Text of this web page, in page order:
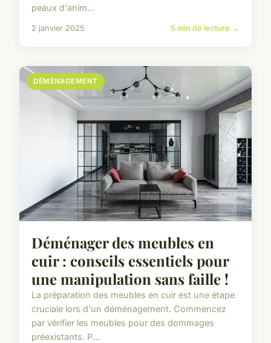
peaux d'anim...
2 janvier 2025 5 min de lecture →
DÉMÉNAGEMENT
Déménager des meubles en
cuir : conseils essentiels pour
une manipulation sans faille !
La préparation des meubles en cuir est une étape
cruciale lors d'un déménagement. Commencez
par vérifier les meubles pour des dommages
préexistants. P...